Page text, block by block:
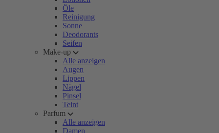
Öle
Reinigung
Sonne
Deodorants
Seifen
Make-up
Alle anzeigen
Augen
Lippen
Nägel
Pinsel
Teint
Parfum
Alle anzeigen
Damen